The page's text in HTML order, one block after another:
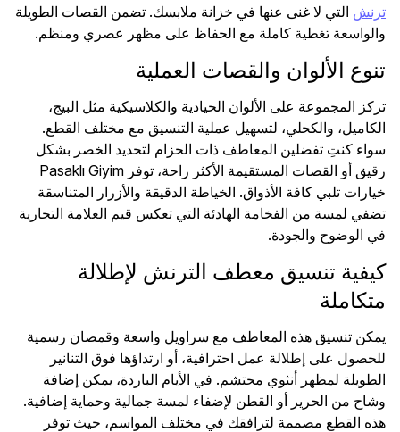
ترنش التي لا غنى عنها في خزانة ملابسك. تضمن القصات الطويلة
والواسعة تغطية كاملة مع الحفاظ على مظهر عصري ومنظم.
تنوع الألوان والقصات العملية
تركز المجموعة على الألوان الحيادية والكلاسيكية مثل البيج،
الكاميل، والكحلي، لتسهيل عملية التنسيق مع مختلف القطع.
سواء كنتِ تفضلين المعاطف ذات الحزام لتحديد الخصر بشكل
رقيق أو القصات المستقيمة الأكثر راحة، توفر Pasaklı Giyim
خيارات تلبي كافة الأذواق. الخياطة الدقيقة والأزرار المتناسقة
تضفي لمسة من الفخامة الهادئة التي تعكس قيم العلامة التجارية
في الوضوح والجودة.
كيفية تنسيق معطف الترنش لإطلالة
متكاملة
يمكن تنسيق هذه المعاطف مع سراويل واسعة وقمصان رسمية
للحصول على إطلالة عمل احترافية، أو ارتداؤها فوق التنانير
الطويلة لمظهر أنثوي محتشم. في الأيام الباردة، يمكن إضافة
وشاح من الحرير أو القطن لإضفاء لمسة جمالية وحماية إضافية.
هذه القطع مصممة لترافقك في مختلف المواسم، حيث توفر